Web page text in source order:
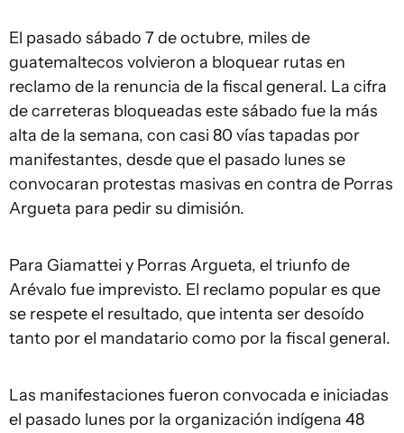
El pasado sábado 7 de octubre, miles de
guatemaltecos volvieron a bloquear rutas en
reclamo de la renuncia de la fiscal general. La cifra
de carreteras bloqueadas este sábado fue la más
alta de la semana, con casi 80 vías tapadas por
manifestantes, desde que el pasado lunes se
convocaran protestas masivas en contra de Porras
Argueta para pedir su dimisión.
Para Giamattei y Porras Argueta, el triunfo de
Arévalo fue imprevisto. El reclamo popular es que
se respete el resultado, que intenta ser desoído
tanto por el mandatario como por la fiscal general.
Las manifestaciones fueron convocada e iniciadas
el pasado lunes por la organización indígena 48